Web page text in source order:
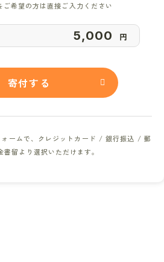
ご希望の方は直接ご入力ください
円
寄付する
ームで、
クレジットカード / 銀行振込 / 郵
留より選択いただけます。